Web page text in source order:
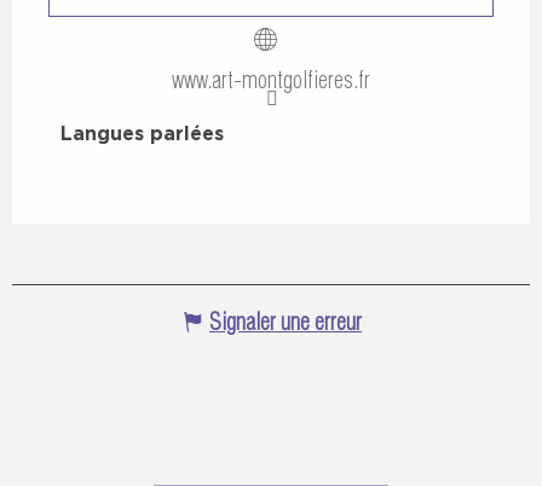
www.art-montgolfieres.fr
Langues parlées
Langues parlées
Signaler une erreur